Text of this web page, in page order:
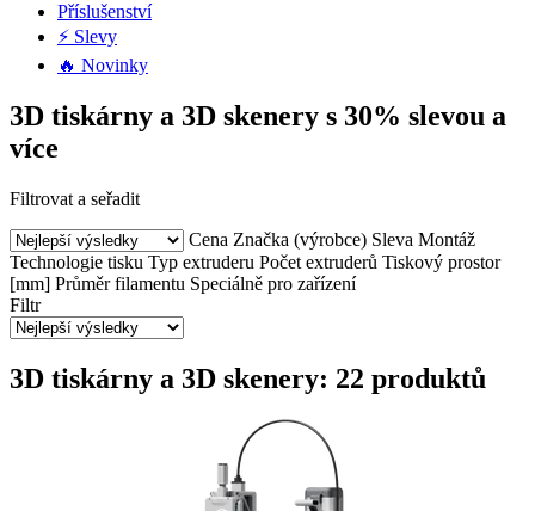
Příslušenství
⚡ Slevy
🔥 Novinky
3D tiskárny a 3D skenery s 30% slevou a
více
Filtrovat a seřadit
Cena Značka (výrobce) Sleva Montáž
Technologie tisku Typ extruderu Počet extruderů Tiskový prostor
[mm] Průměr filamentu Speciálně pro zařízení
Filtr
3D tiskárny a 3D skenery: 22 produktů